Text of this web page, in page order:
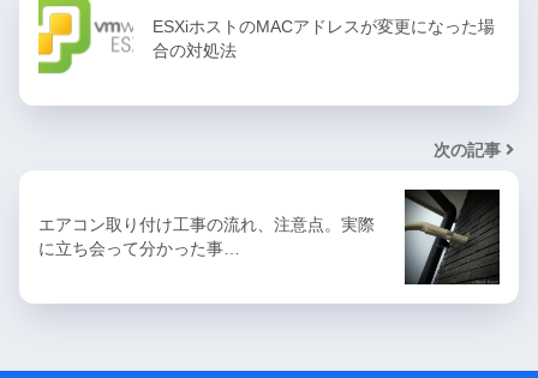
ESXiホストのMACアドレスが変更になった場
合の対処法
次の記事
エアコン取り付け工事の流れ、注意点。実際
に立ち会って分かった事…